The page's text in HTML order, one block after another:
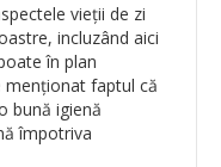
vieții de zi
incluzând aici
în plan
menționat faptul că
bună igienă
împotriva